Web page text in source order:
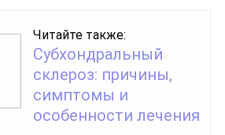
Читайте также:
Субхондральный
склероз: причины,
симптомы и
особенности лечения